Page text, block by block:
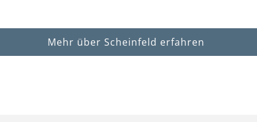
Mehr über Scheinfeld erfahren